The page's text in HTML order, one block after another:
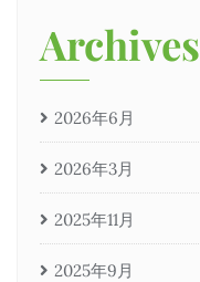
Archives
2026年6月
2026年3月
2025年11月
2025年9月